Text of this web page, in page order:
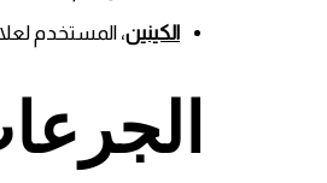
الكينين، المستخدم